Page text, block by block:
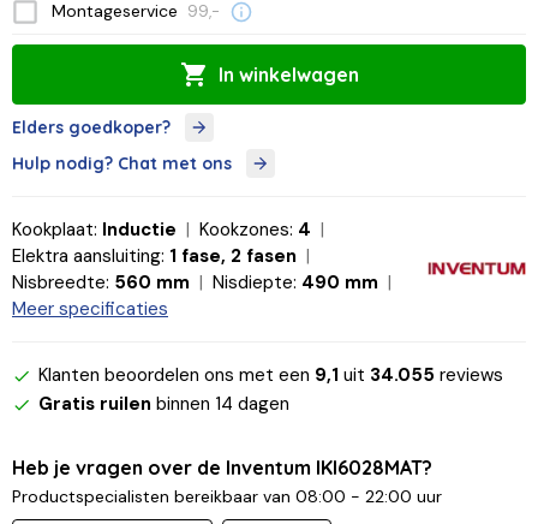
Montageservice 99,-
In winkelwagen
Elders goedkoper?
Hulp nodig? Chat met ons
Kookplaat: Inductie Kookzones: 4
Elektra aansluiting: 1 fase, 2 fasen
Nisbreedte: 560 mm Nisdiepte: 490 mm
Meer specificaties
Klanten beoordelen ons met een 9,1 uit 34.055 reviews
Gratis ruilen binnen 14 dagen
Heb je vragen over de Inventum IKI6028MAT?
Productspecialisten bereikbaar van 08:00 - 22:00 uur